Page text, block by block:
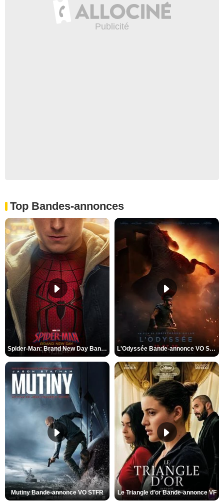
Top Bandes-annonces
Spider-Man: Brand New Day Bande-annonce VO STFR L'Odyssée Bande-annonce VO STFR
Mutiny Bande-annonce VO STFR Le Triangle d'or Bande-annonce VF